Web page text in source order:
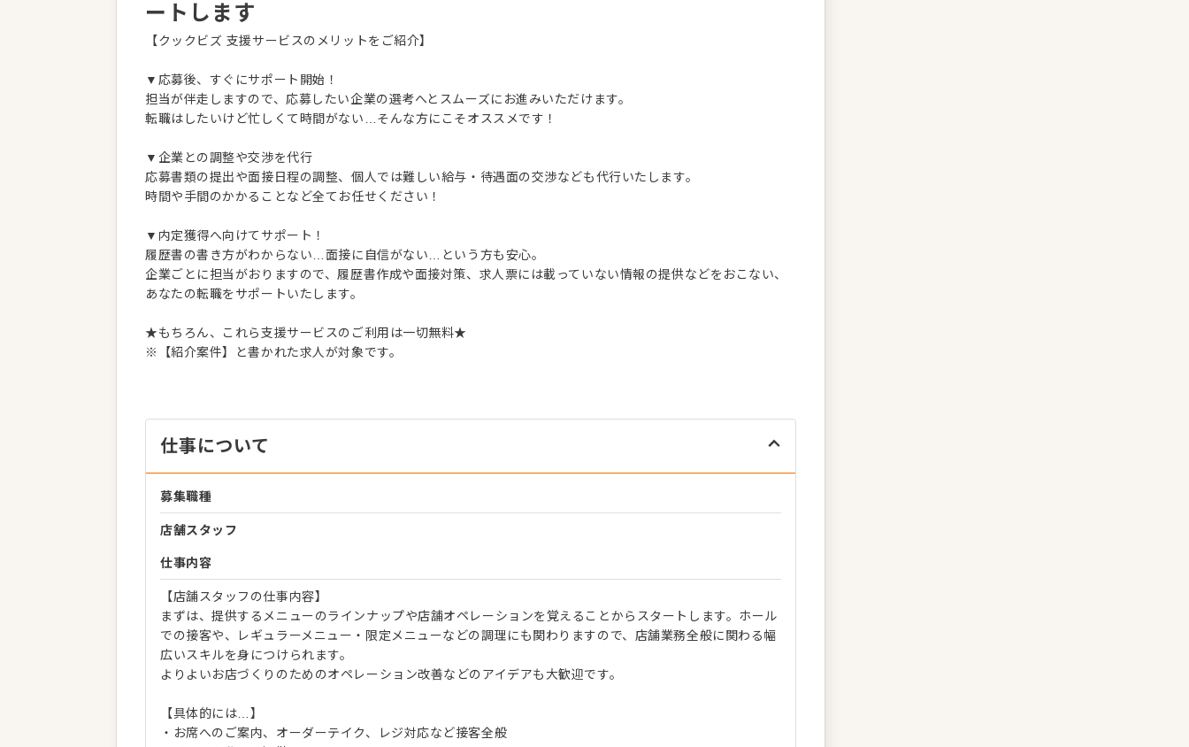
ートします
【クックビズ 支援サービスのメリットをご紹介】
▼応募後、すぐにサポート開始！
担当が伴走しますので、応募したい企業の選考へとスムーズにお進みいただけます。
転職はしたいけど忙しくて時間がない…そんな方にこそオススメです！
▼企業との調整や交渉を代行
応募書類の提出や面接日程の調整、個人では難しい給与・待遇面の交渉なども代行いたします。
時間や手間のかかることなど全てお任せください！
▼内定獲得へ向けてサポート！
履歴書の書き方がわからない…面接に自信がない…という方も安心。
企業ごとに担当がおりますので、履歴書作成や面接対策、求人票には載っていない情報の提供などをおこない、
あなたの転職をサポートいたします。
★もちろん、これら支援サービスのご利用は一切無料★
※【紹介案件】と書かれた求人が対象です。
仕事について
募集職種
店舗スタッフ
仕事内容
【店舗スタッフの仕事内容】
まずは、提供するメニューのラインナップや店舗オペレーションを覚えることからスタートします。ホール
での接客や、レギュラーメニュー・限定メニューなどの調理にも関わりますので、店舗業務全般に関わる幅
広いスキルを身につけられます。
よりよいお店づくりのためのオペレーション改善などのアイデアも大歓迎です。
【具体的には…】
・お席へのご案内、オーダーテイク、レジ対応など接客全般